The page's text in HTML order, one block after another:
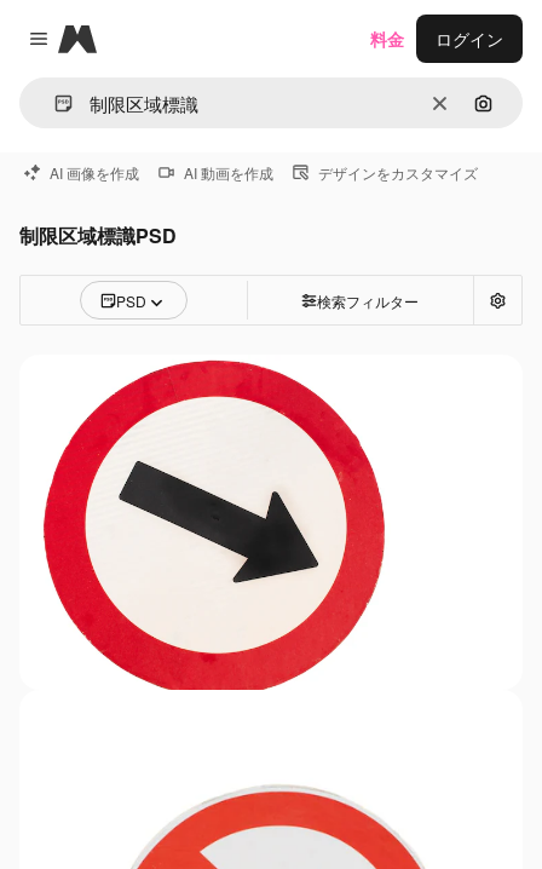
Close menu
Magnific
消去 画像で
料金 ログイン
AI 画像を作成 AI 動画を作成 デザインをカスタマイズ
制限区域標識PSD
PSD 検索フィルター